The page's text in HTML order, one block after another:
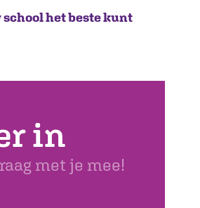
het beste kunt
in
met je mee!